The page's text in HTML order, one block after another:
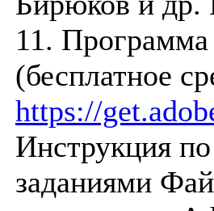
11.
(бесплатное
https://
Инструкция
заданиями